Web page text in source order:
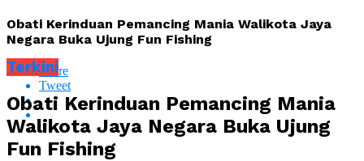
Obati Kerinduan Pemancing Mania Walikota Jaya
Negara Buka Ujung Fun Fishing
Share
Tweet
Terkini
Obati Kerinduan Pemancing Mania
Walikota Jaya Negara Buka Ujung
Fun Fishing